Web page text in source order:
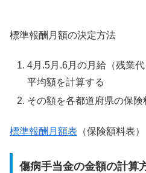
標準報酬月額の決定方法
4月.5月.6月の月給（残業
平均額を計算する
その額を各都道府県の保
標準報酬月額表 （保険額料表）
傷病手当金の金額の計算